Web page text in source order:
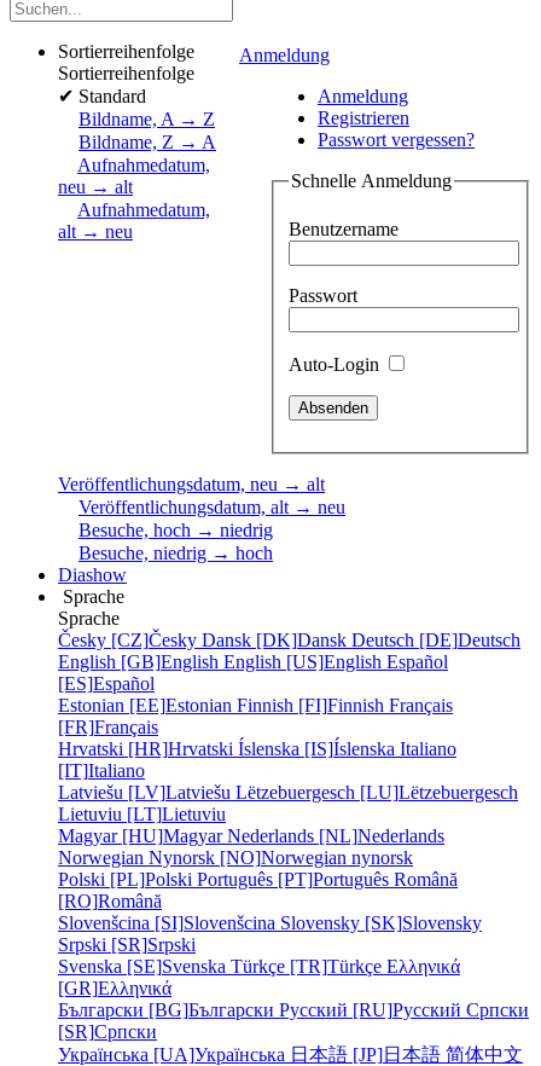
Anmeldung
Anmeldung
Registrieren
Passwort vergessen?
Schnelle Anmeldung
Benutzername
Passwort
Auto-Login
Sortierreihenfolge
Sortierreihenfolge
✔ Standard
Bildname, A → Z
Bildname, Z → A
Aufnahmedatum,
neu → alt
Aufnahmedatum,
alt → neu
Veröffentlichungsdatum, neu → alt
Veröffentlichungsdatum, alt → neu
Besuche, hoch → niedrig
Besuche, niedrig → hoch
Diashow
Sprache
Sprache
Česky [CZ]Česky Dansk [DK]Dansk Deutsch [DE]Deutsch
English [GB]English English [US]English Español
[ES]Español
Estonian [EE]Estonian Finnish [FI]Finnish Français
[FR]Français
Hrvatski [HR]Hrvatski Íslenska [IS]Íslenska Italiano
[IT]Italiano
Latviešu [LV]Latviešu Lëtzebuergesch [LU]Lëtzebuergesch
Lietuviu [LT]Lietuviu
Magyar [HU]MagyarNederlands [NL]Nederlands
Norwegian Nynorsk [NO]Norwegian nynorsk
Polski [PL]Polski Português [PT]Português Română
[RO]Română
Slovenšcina [SI]Slovenšcina Slovensky [SK]Slovensky
Srpski [SR]Srpski
Svenska [SE]Svenska Türkçe [TR]Türkçe Ελληνικά
[GR]Ελληνικά
Български [BG]Български Русский [RU]Русский Српски
[SR]Српски
Українська [UA]Українська 日本語 [JP]日本語 简体中文